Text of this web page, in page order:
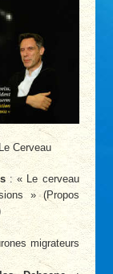
Cerveau
: « Le cerveau
» (Propos
migrateurs